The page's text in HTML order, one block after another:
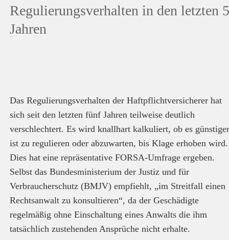
Regulierungsverhalten in den letzten
Jahren
Das Regulierungsverhalten der Haftpflichtversicherer hat
sich seit den letzten fünf Jahren teilweise deutlich
verschlechtert. Es wird knallhart kalkuliert, ob es
ist zu regulieren oder abzuwarten, bis Klage erhoben wird.
Dies hat eine repräsentative FORSA-Umfrage ergeben.
Selbst das Bundesministerium der Justiz und für
Verbraucherschutz (BMJV) empfiehlt, „im Streitfall einen
Rechtsanwalt zu konsultieren“, da der Geschädigte
regelmäßig ohne Einschaltung eines Anwalts die ihm
tatsächlich zustehenden Ansprüche nicht erhalte.